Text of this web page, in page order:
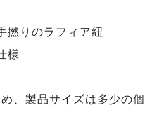
撚りのラフィア紐
様
、製品サイズは多少の個